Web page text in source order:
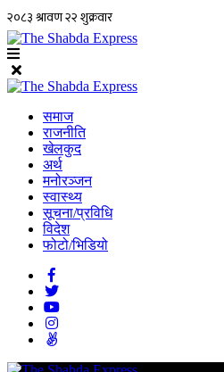
समाज
राजनीति
खेलकुद
अर्थ
मनोरञ्जन
स्वास्थ्य
सूचना/प्रविधि
विदेश
फोटो/भिडियो